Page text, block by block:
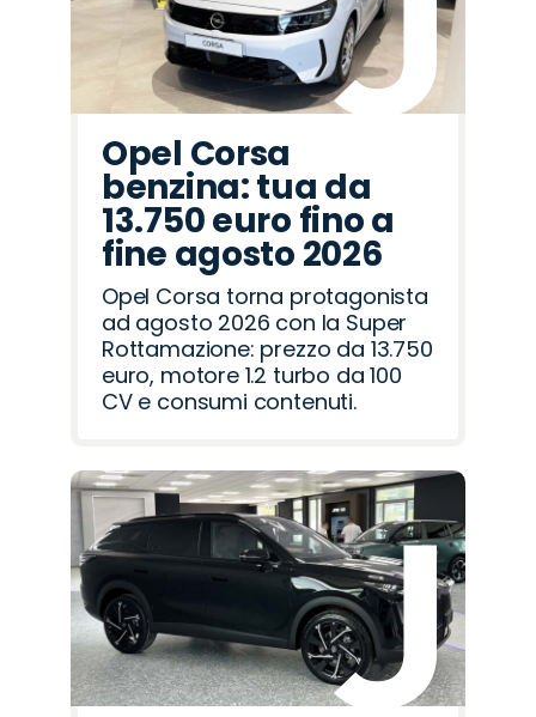
Opel Corsa
benzina: tua da
13.750 euro fino a
fine agosto 2026
Opel Corsa torna protagonista
ad agosto 2026 con la Super
Rottamazione: prezzo da 13.750
euro, motore 1.2 turbo da 100
CV e consumi contenuti.